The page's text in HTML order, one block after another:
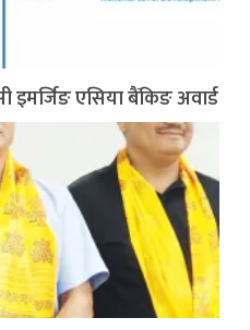
एसिया बैंकिङ अवार्ड